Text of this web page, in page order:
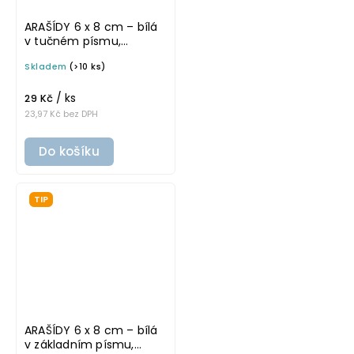
ARAŠÍDY 6 x 8 cm – bílá
v tučném písmu,
na potravinové dózy
Skladem (>10 ks)
23,97 Kč bez DPH
29 Kč / ks
Do košíku
TIP
ARAŠÍDY 6 x 8 cm – bílá
v základním písmu,